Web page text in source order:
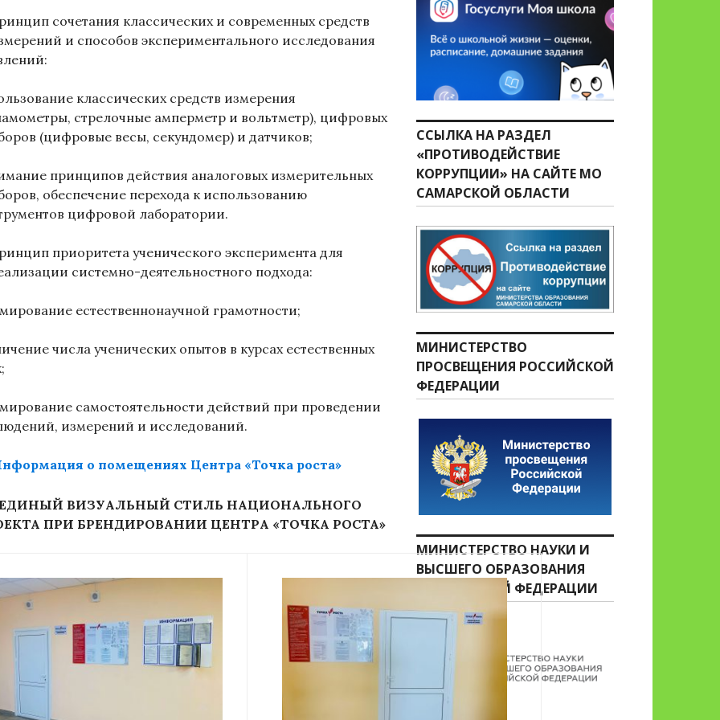
сочетания классических и современных средств
и способов экспериментального исследования
классических средств измерения
стрелочные амперметр и вольтметр), цифровых
(цифровые весы, секундомер) и датчиков;
принципов действия аналоговых измерительных
обеспечение перехода к использованию
цифровой лаборатории.
приоритета ученического эксперимента для
системно-деятельностного подхода:
естественнонаучной грамотности;
числа ученических опытов в курсах естественных
самостоятельности действий при проведении
измерений и исследований.
о помещениях Центра «Точка роста»
ВИЗУАЛЬНЫЙ СТИЛЬ НАЦИОНАЛЬНОГО
ПРИ БРЕНДИРОВАНИИ ЦЕНТРА «ТОЧКА РОСТА»
ССЫЛКА НА РАЗДЕЛ
«ПРОТИВОДЕЙСТВИЕ
КОРРУПЦИИ» НА САЙТЕ МО
САМАРСКОЙ ОБЛАСТИ
МИНИСТЕРСТВО
ПРОСВЕЩЕНИЯ РОССИЙСКОЙ
ФЕДЕРАЦИИ
МИНИСТЕРСТВО НАУКИ И
ВЫСШЕГО ОБРАЗОВАНИЯ
РОССИЙСКОЙ ФЕДЕРАЦИИ